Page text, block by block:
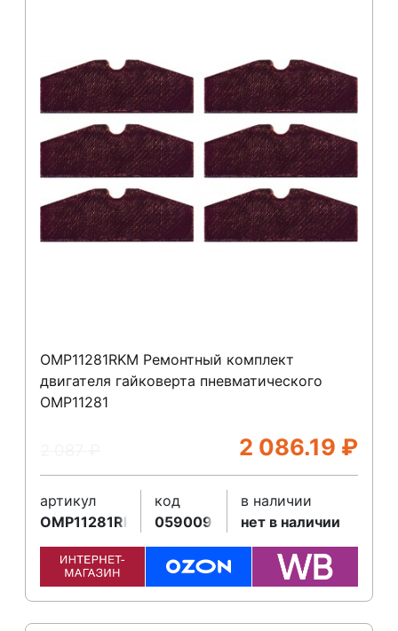
OMP11281RKM Ремонтный комплект
двигателя гайковерта пневматического
OMP11281
2 086.19 ₽
артикул
OMP11281RKM
код
059009
в наличии
нет в наличии